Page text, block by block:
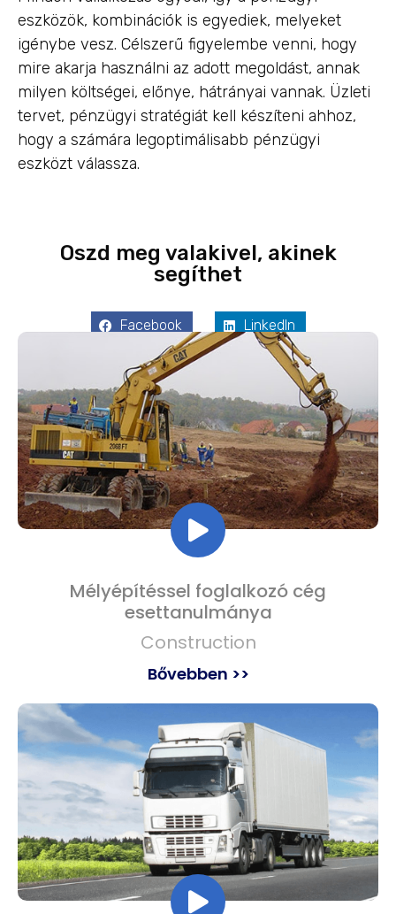
eszközök, kombinációk is egyediek, melyeket
igénybe vesz. Célszerű figyelembe venni, hogy
mire akarja használni az adott megoldást, annak
milyen költségei, előnye, hátrányai vannak. Üzleti
tervet, pénzügyi stratégiát kell készíteni ahhoz,
hogy a számára legoptimálisabb pénzügyi
eszközt válassza.
Oszd meg valakivel, akinek
segíthet
Facebook LinkedIn
Mélyépítéssel foglalkozó cég
esettanulmánya
Construction
Bővebben >>